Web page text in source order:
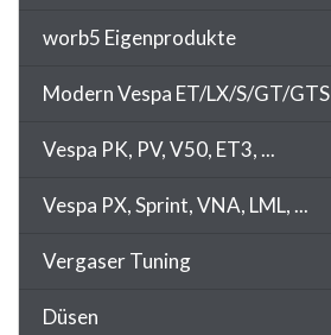
worb5 Eigenprodukte
Modern Vespa ET/LX/S/GT/GTS
Vespa PK, PV, V50, ET3, ...
Vespa PX, Sprint, VNA, LML, ...
Vergaser Tuning
Düsen